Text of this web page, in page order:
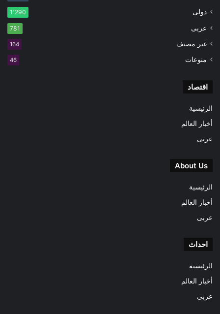
دولى 1٬290
عربى 781
غير مصنف 164
منوعات 46
اقتصاد
الرئيسية
أخبار العالم
عربى
About Us
الرئيسية
أخبار العالم
عربى
احداث
الرئيسية
أخبار العالم
عربى